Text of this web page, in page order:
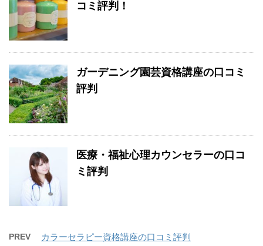
コミ評判！
ガーデニング園芸資格講座の口コミ
評判
医療・福祉心理カウンセラーの口コ
ミ評判
PREV カラーセラピー資格講座の口コミ評判